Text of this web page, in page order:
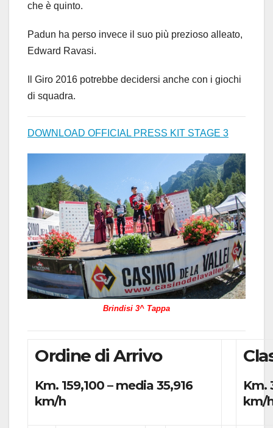
che è quinto.
Padun ha perso invece il suo più prezioso alleato,
Edward Ravasi.
Il Giro 2016 potrebbe decidersi anche con i giochi
di squadra.
DOWNLOAD OFFICIAL PRESS KIT STAGE 3
Brindisi 3^ Tappa
Ordine di Arrivo
Km. 159,100 – media 35,916
km/h
Km.
km/